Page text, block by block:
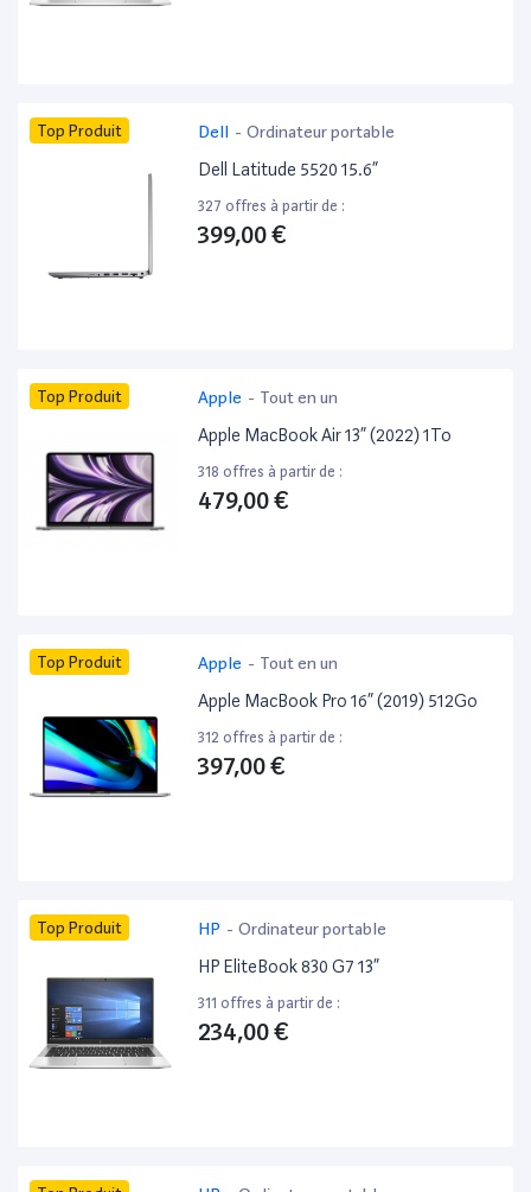
Top Produit Dell - Ordinateur portable
Dell Latitude 5520 15.6”
327 offres à partir de :
399,00 €
Top Produit Apple - Tout en un
Apple MacBook Air 13” (2022) 1To
318 offres à partir de :
479,00 €
Top Produit Apple - Tout en un
Apple MacBook Pro 16” (2019) 512Go
312 offres à partir de :
397,00 €
Top Produit HP - Ordinateur portable
HP EliteBook 830 G7 13”
311 offres à partir de :
234,00 €